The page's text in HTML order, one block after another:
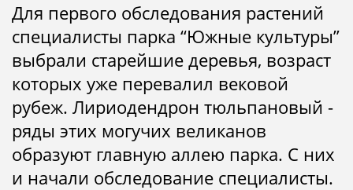
Для первого обследования растений
специалисты парка “Южные культуры”
выбрали старейшие деревья, возраст
которых уже перевалил вековой
рубеж. Лириодендрон тюльпановый -
ряды этих могучих великанов
образуют главную аллею парка. С них
и начали обследование специалисты.